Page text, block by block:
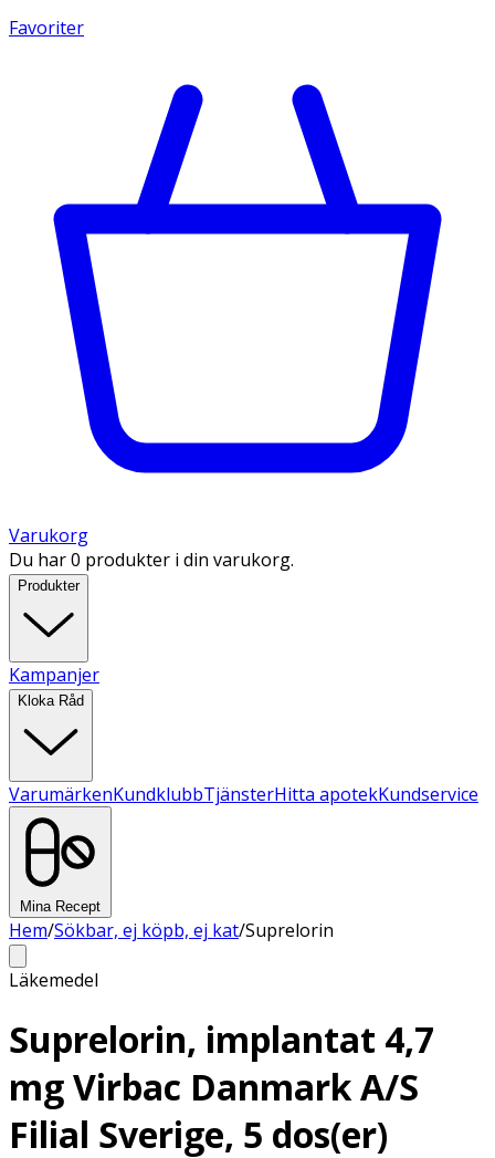
Favoriter
Varukorg
Du har 0 produkter i din varukorg.
Produkter
Kampanjer
Kloka Råd
VarumärkenKundklubbTjänsterHitta apotekKundservice
Mina Recept
Hem/Sökbar, ej köpb, ej kat/Suprelorin
Läkemedel
Suprelorin, implantat 4,7
mg Virbac Danmark A/S
Filial Sverige, 5 dos(er)